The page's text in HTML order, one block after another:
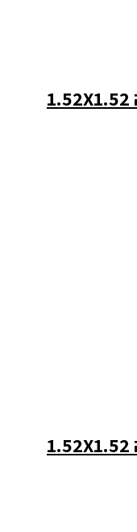
מסך הקרנה נייד עם חצובה 1.52X1.52
מסך הקרנה נייד עם חצובה 1.52X1.52